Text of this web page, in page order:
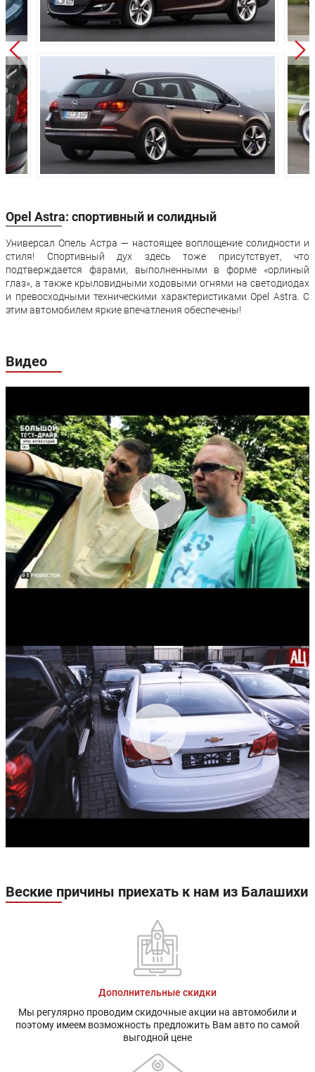
Высота: 1535 мм 1535 мм
Колёсная база: 2685 мм 2685 мм
Клиренс:
Масса: -
Объём багажника: 500 л 500 л
Трансмиссия: Механическая Автомат
Привод: Передний Передний
Задняя подвеска: Полузависимая
Передние
тормоза:
Дисковые
вентилируемые
Дисковые
Задние тормоза: Дисковые Дисковые
Производство: Санкт-Петербург
Opel Astra: спортивный и солидный
Универсал Опель Астра — настоящее воплощение солидности и
стиля! Спортивный дух здесь тоже присутствует, что
подтверждается фарами, выполненными в форме «орлиный
глаз», а также крыловидными ходовыми огнями на светодиодах
и превосходными техническими характеристиками Opel Astra. С
этим автомобилем яркие впечатления обеспечены!
Видео
Веские причины приехать к нам из Балашихи
Дополнительные скидки
Мы регулярно проводим скидочные акции на автомобили и
поэтому имеем возможность предложить Вам авто по самой
выгодной цене